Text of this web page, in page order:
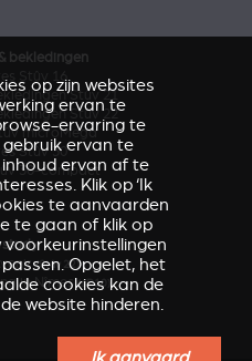
bekledingen
Stûv 16
Stûv 21
Stûv 22
microMega
Stûv 30
30-compact
study
(Stûv 22)
in Nîmes(sP10)
op zijn websites
ervan te
ervaring te
ervan te
ervan af te
Klik op ‘Ik
te aanvaarden
te gaan of klik op
voorkeurinstellingen
Opgelet, het
cookies kan de
website hinderen.